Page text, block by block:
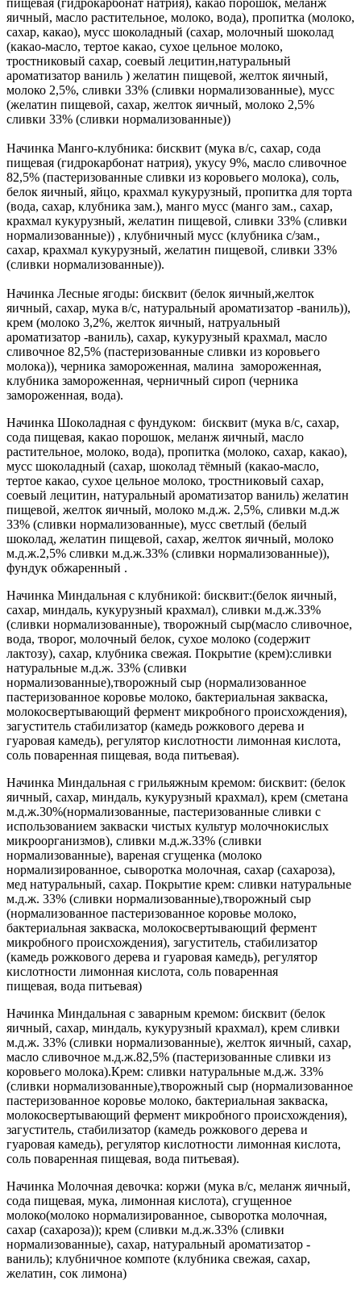
пищевая (гидрокарбонат натрия), какао порошок, меланж
яичный, масло растительное, молоко, вода), пропитка (молоко,
сахар, какао), мусс шоколадный (сахар, молочный шоколад
(какао-масло, тертое какао, сухое цельное молоко,
тростниковый сахар, соевый лецитин,натуральный
ароматизатор ваниль ) желатин пищевой, желток яичный,
молоко 2,5%, сливки 33% (сливки нормализованные), мусс
(желатин пищевой, сахар, желток яичный, молоко 2,5%
сливки 33% (сливки нормализованные))
Начинка Манго-клубника: бисквит (мука в/с, сахар, сода
пищевая (гидрокарбонат натрия), укусу 9%, масло сливочное
82,5% (пастеризованные сливки из коровьего молока), соль,
белок яичный, яйцо, крахмал кукурузный, пропитка для торта
(вода, сахар, клубника зам.), манго мусс (манго зам., сахар,
крахмал кукурузный, желатин пищевой, сливки 33% (сливки
нормализованные)) , клубничный мусс (клубника с/зам.,
сахар, крахмал кукурузный, желатин пищевой, сливки 33%
(сливки нормализованные)).
Начинка Лесные ягоды: бисквит (белок яичный,желток
яичный, сахар, мука в/с, натуральный ароматизатор -ваниль)),
крем (молоко 3,2%, желток яичный, натруальный
ароматизатор -ваниль), сахар, кукурузный крахмал, масло
сливочное 82,5% (пастеризованные сливки из коровьего
молока)), черника замороженная, малина замороженная,
клубника замороженная, черничный сироп (черника
замороженная, вода).
Начинка Шоколадная с фундуком: бисквит (мука в/с, сахар,
сода пищевая, какао порошок, меланж яичный, масло
растительное, молоко, вода), пропитка (молоко, сахар, какао),
мусс шоколадный (сахар, шоколад тёмный (какао-масло,
тертое какао, сухое цельное молоко, тростниковый сахар,
соевый лецитин, натуральный ароматизатор ваниль) желатин
пищевой, желток яичный, молоко м.д.ж. 2,5%, сливки м.д.ж
33% (сливки нормализованные), мусс светлый (белый
шоколад, желатин пищевой, сахар, желток яичный, молоко
м.д.ж.2,5% сливки м.д.ж.33% (сливки нормализованные)),
фундук обжаренный .
Начинка Миндальная с клубникой: бисквит:(белок яичный,
сахар, миндаль, кукурузный крахмал), сливки м.д.ж.33%
(сливки нормализованные), творожный сыр(масло сливочное,
вода, творог, молочный белок, сухое молоко (содержит
лактозу), сахар, клубника свежая. Покрытие (крем):сливки
натуральные м.д.ж. 33% (сливки
нормализованные),творожный сыр (нормализованное
пастеризованное коровье молоко, бактериальная закваска,
молокосвертывающий фермент микробного происхождения),
загуститель стабилизатор (камедь рожкового дерева и
гуаровая камедь), регулятор кислотности лимонная кислота,
соль поваренная пищевая, вода питьевая).
Начинка Миндальная с грильяжным кремом: бисквит: (белок
яичный, сахар, миндаль, кукурузный крахмал), крем (сметана
м.д.ж.30%(нормализованные, пастеризованные сливки с
использованием закваски чистых культур молочнокислых
микроорганизмов), сливки м.д.ж.33% (сливки
нормализованные), вареная сгущенка (молоко
нормализированное, сыворотка молочная, сахар (сахароза),
мед натуральный, сахар. Покрытие крем: сливки натуральные
м.д.ж. 33% (сливки нормализованные),творожный сыр
(нормализованное пастеризованное коровье молоко,
бактериальная закваска, молокосвертывающий фермент
микробного происхождения), загуститель, стабилизатор
(камедь рожкового дерева и гуаровая камедь), регулятор
кислотности лимонная кислота, соль поваренная
пищевая, вода питьевая)
Начинка Миндальная с заварным кремом: бисквит (белок
яичный, сахар, миндаль, кукурузный крахмал), крем сливки
м.д.ж. 33% (сливки нормализованные), желток яичный, сахар,
масло сливочное м.д.ж.82,5% (пастеризованные сливки из
коровьего молока).Крем: сливки натуральные м.д.ж. 33%
(сливки нормализованные),творожный сыр (нормализованное
пастеризованное коровье молоко, бактериальная закваска,
молокосвертывающий фермент микробного происхождения),
загуститель, стабилизатор (камедь рожкового дерева и
гуаровая камедь), регулятор кислотности лимонная кислота,
соль поваренная пищевая, вода питьевая).
Начинка Молочная девочка: коржи (мука в/с, меланж яичный,
сода пищевая, мука, лимонная кислота), сгущенное
молоко(молоко нормализированное, сыворотка молочная,
сахар (сахароза)); крем (сливки м.д.ж.33% (сливки
нормализованные), сахар, натуральный ароматизатор -
ваниль); клубничное компоте (клубника свежая, сахар,
желатин, сок лимона)